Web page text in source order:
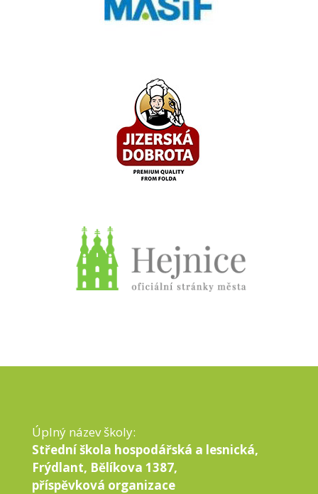
Úplný název školy:
Střední škola hospodářská a lesnická,
Frýdlant, Bělíkova 1387,
příspěvková organizace